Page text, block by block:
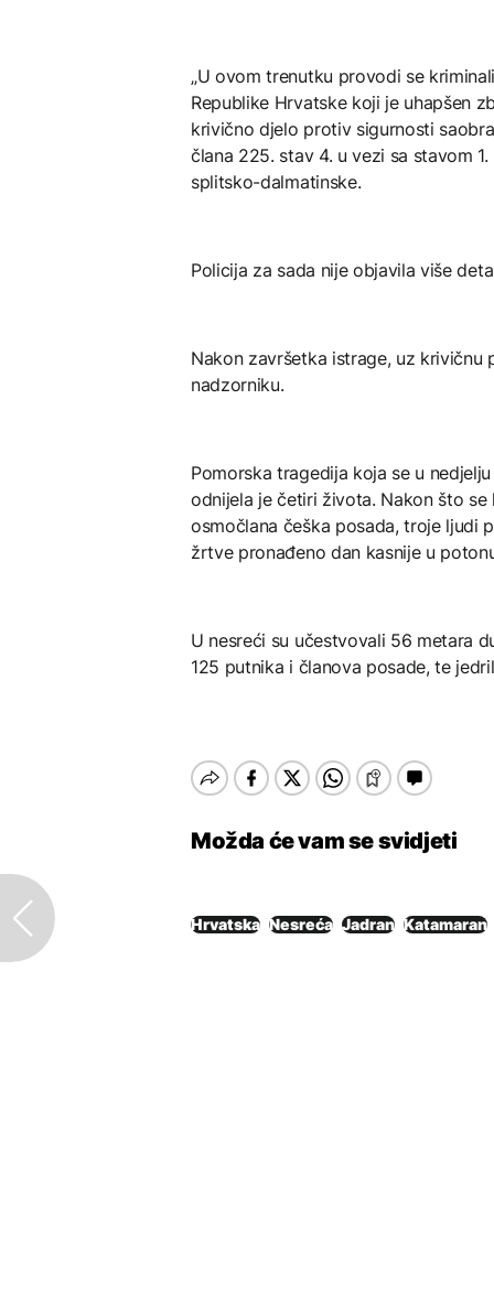
„U ovom trenutku provodi se
Republike Hrvatske koji je uhapšen
krivično djelo protiv sigurnosti
člana 225. stav 4. u vezi sa stavom
splitsko-dalmatinske.
Policija za sada nije objavila više
Nakon završetka istrage, uz
nadzorniku.
Pomorska tragedija koja se u
odnijela je četiri života. Nakon što
osmočlana češka posada, troje ljudi
žrtve pronađeno dan kasnije u
U nesreći su učestvovali 56 metara
125 putnika i članova posade, te
Možda će vam se svidjeti
Hrvatska Nesreća Jadran Katamaran